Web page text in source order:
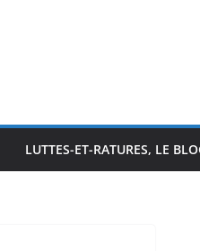
LUTTES-ET-RATURES, LE